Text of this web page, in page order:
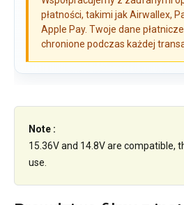
płatności, takimi jak Airwallex,
Apple Pay. Twoje dane
chronione podczas każdej
Note :
15.36V and 14.8V are compatible,
use.